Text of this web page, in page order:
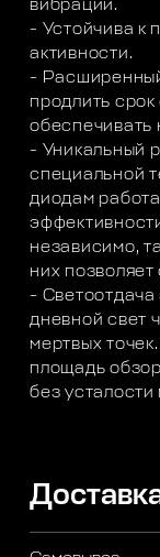
вибраций.
- Устойчива к
активности.
-
продлить
обеспечивать
- Уникальный
специальной
диодам
независимо,
них
-
дневной свет
мертвых
площадь
без усталости